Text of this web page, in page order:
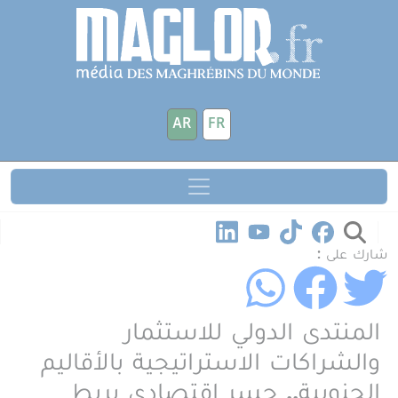
تجاوز إلى المحتوى الرئيسي
FR
AR
شارك على :
المنتدى الدولي للاستثمار
والشراكات الاستراتيجية بالأقاليم
الجنوبية.. جسر اقتصادي يربط
لوحة إدارة ملفات تعريف الارتباط